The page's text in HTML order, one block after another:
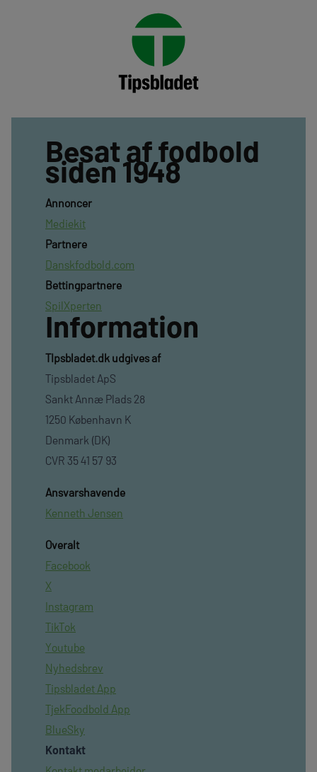
Besat af fodbold
siden 1948
Annoncer
Mediekit
Partnere
Danskfodbold.com
Bettingpartnere
SpilXperten
Information
TIpsbladet.dk udgives af
Tipsbladet ApS
Sankt Annæ Plads 28
1250 København K
Denmark (DK)
CVR 35 41 57 93
Ansvarshavende
Kenneth Jensen
Overalt
Facebook
X
Instagram
TikTok
Youtube
Nyhedsbrev
Tipsbladet App
TjekFoodbold App
BlueSky
Kontakt